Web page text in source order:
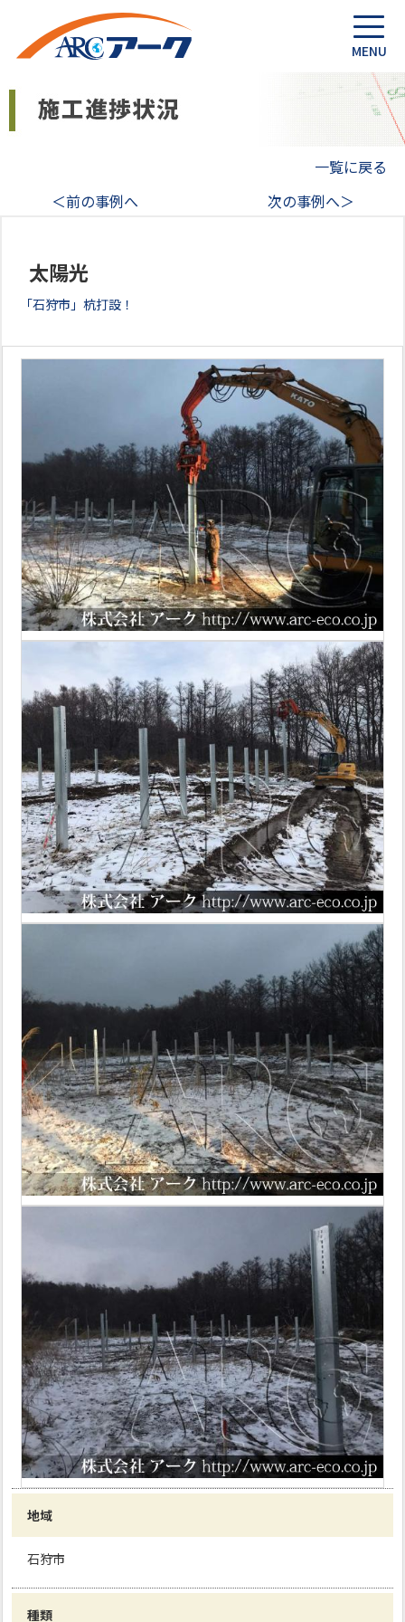
一覧に戻る
＜前の事例へ
次の事例へ＞
太陽光
「石狩市」杭打設！
地域
石狩市
種類